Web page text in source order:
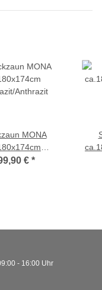
MONA
Anthrazit
€ *
- 16:00 Uhr